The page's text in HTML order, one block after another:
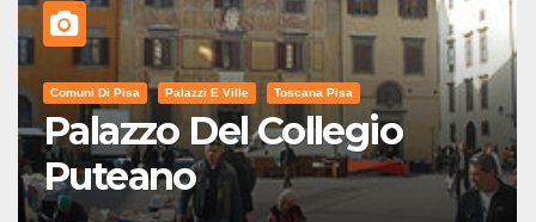
Comuni Di Pisa Palazzi E Ville Toscana Pisa
Palazzo Del Collegio
Puteano